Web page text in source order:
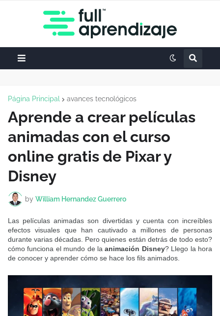
Página Principal avances tecnológicos
Aprende a crear películas
animadas con el curso
online gratis de Pixar y
Disney
by William Hernandez Guerrero
Las películas animadas son divertidas y cuenta con increíbles
efectos visuales que han cautivado a millones de personas
durante varias décadas. Pero quienes están detrás de todo esto?
cómo funciona el mundo de laanimación Disney? Llego la hora
de conocer y aprender cómo se hace los fils animados.